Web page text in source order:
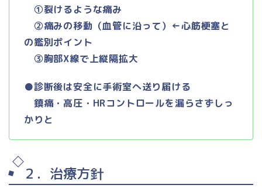
①裂けるような痛み
②痛みの移動（血管に沿って）←心筋梗塞と
の鑑別ポイント
③胸部X線で上縦隔拡大
●診断後は安全に手術室へ送り届ける
鎮痛・高圧・HRコントロールを漏らさずしっ
かりと
２．治療方針